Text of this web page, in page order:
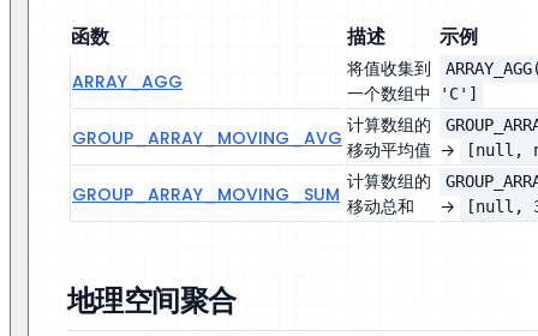
函数 描述 示例
ARRAY_AGG
将值收集到
一个数组中
'C']
GROUP_ARRAY_MOVING_AVG
计算数组的
移动平均值 → [null,
GROUP_ARRAY_MOVING_SUM
计算数组的
移动总和
→ [null,
地理空间聚合